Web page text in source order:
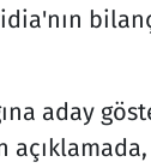
aday